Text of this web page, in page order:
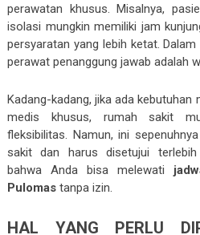
perawatan khusus. Misalnya,
isolasi mungkin memiliki jam
persyaratan yang lebih ketat.
perawat penanggung jawab adalah
Kadang-kadang, jika ada
medis khusus, rumah sakit
fleksibilitas. Namun, ini
sakit dan harus disetujui
bahwa Anda bisa melewati
Pulomastanpa izin.
HAL YANG PERLU